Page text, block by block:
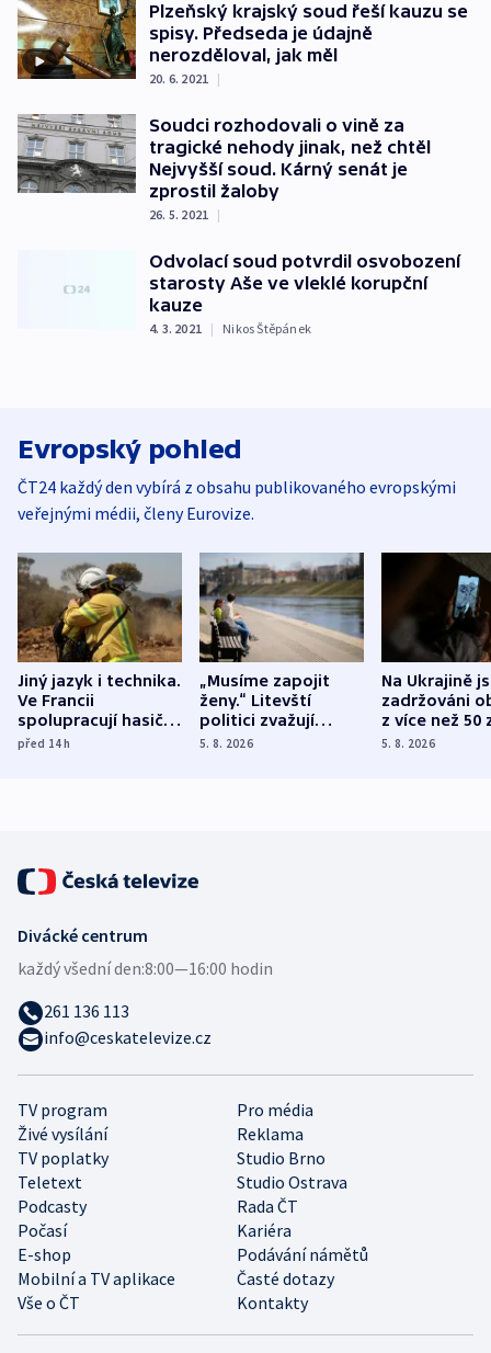
Plzeňský krajský soud řeší kauzu se
spisy. Předseda je údajně
nerozděloval, jak měl
20. 6. 2021 |
Soudci rozhodovali o vině za
tragické nehody jinak, než chtěl
Nejvyšší soud. Kárný senát je
zprostil žaloby
26. 5. 2021 |
Odvolací soud potvrdil osvobození
starosty Aše ve vleklé korupční
kauze
4. 3. 2021 | Nikos Štěpánek
Evropský pohled
ČT24 každý den vybírá z obsahu publikovaného evropskými
veřejnými médii, členy Eurovize.
Jiný jazyk i technika.
Ve Francii
spolupracují hasiči z
různých zemí
před 14h
„Musíme zapojit
ženy.“ Litevští
politici zvažují
dohodu o
5. 8. 2026
Na Ukrajině
zadržováni
z více než 50
Bojovali na
5. 8. 2026
TV program
Pro média
Živé vysílání
Reklama
TV poplatky
Studio Brno
Teletext
Studio Ostrava
Podcasty
Rada ČT
Počasí
Kariéra
E-shop
Podávání námětů
Mobilní a TV aplikace
Časté dotazy
Vše o ČT
Kontakty
Divácké centrum
každý všední den:8:00—16:00 hodin
261 136 113
info@ceskatelevize.cz